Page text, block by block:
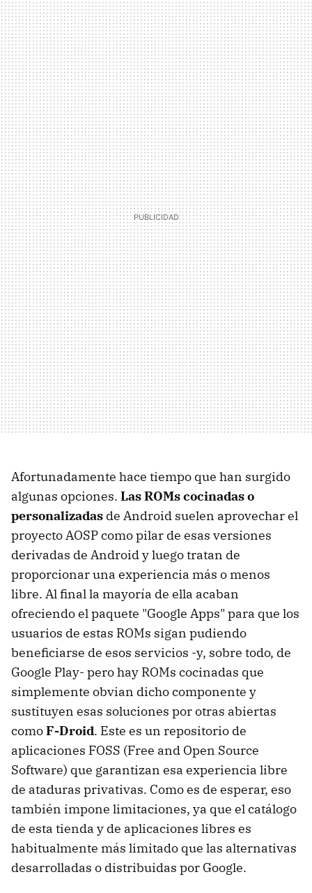
Afortunadamente hace tiempo que han surgido
algunas opciones. Las ROMs cocinadas o
personalizadas de Android suelen aprovechar el
proyecto AOSP como pilar de esas versiones
derivadas de Android y luego tratan de
proporcionar una experiencia más o menos
libre. Al final la mayoría de ella acaban
ofreciendo el paquete "Google Apps" para que los
usuarios de estas ROMs sigan pudiendo
beneficiarse de esos servicios -y, sobre todo, de
Google Play- pero hay ROMs cocinadas que
simplemente obvian dicho componente y
sustituyen esas soluciones por otras abiertas
comoF-Droid. Este es un repositorio de
aplicaciones FOSS (Free and Open Source
Software) que garantizan esa experiencia libre
de ataduras privativas. Como es de esperar, eso
también impone limitaciones, ya que el catálogo
de esta tienda y de aplicaciones libres es
habitualmente más limitado que las alternativas
desarrolladas o distribuidas por Google.